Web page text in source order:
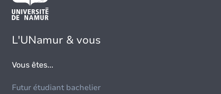
L'UNamur & vous
Vous êtes...
Futur étudiant bachelier